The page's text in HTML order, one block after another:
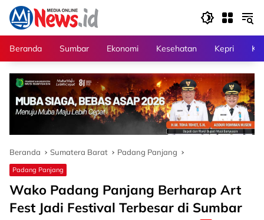
Langsung
konten
Beranda
Sumbar Ekonomi Kesehatan Kepri
Beranda Sumatera Barat Padang Panjang
Padang Panjang
Wako Padang Panjang Berharap Art
Fest Jadi Festival Terbesar di Sumbar